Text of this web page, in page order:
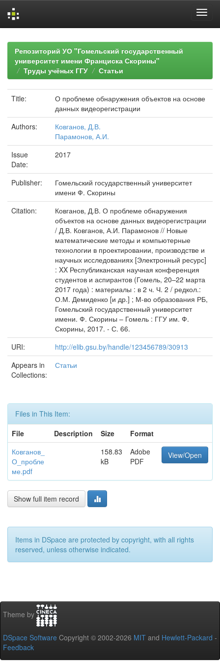
navigationРепозиторий УО "Гомельский государственный
университет имени Франциска Скорины"
Труды учёных ГГУ
Статьи
Title:
О проблеме обнаружения объектов на основе
данных видеорегистрации
Authors:
Ковганов, Д.В.
Парамонов, А.И.
Issue
Date:
2017
Publisher:
Гомельский государственный университет
имени Ф. Скорины
Citation:
Ковганов, Д.В. О проблеме обнаружения
объектов на основе данных видеорегистрации
/ Д.В. Ковганов, А.И. Парамонов // Новые
математические методы и компьютерные
технологии в проектировании, производстве и
научных исследованиях [Электронный ресурс]
: XX Республиканская научная конференция
студентов и аспирантов (Гомель, 20–22 марта
2017 года) : материалы : в 2 ч. Ч. 2 / редкол.:
О.М. Демиденко [и др.] ; М-во образования РБ,
Гомельский государственный университет
имени. Ф. Скорины – Гомель : ГГУ им. Ф.
Скорины, 2017. - С. 66.
URI:
http://elib.gsu.by/handle/123456789/30913
Appears in
Collections:
Статьи
Files in This Item:
File
Description Size
Format
Ковганов_
О_пробле
ме.pdf
158.83
kB
Adobe
PDF
View/Open
Show full item record
Items in DSpace are protected by copyright, with all rights
reserved, unless otherwise indicated.
Theme by
DSpace Software Copyright © 2002-2026 MIT and Hewlett-Packard -
Feedback